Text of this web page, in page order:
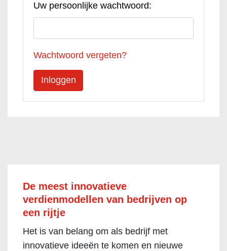
Uw persoonlijke wachtwoord:
Wachtwoord vergeten?
De meest innovatieve
verdienmodellen van bedrijven op
een rijtje
Het is van belang om als bedrijf met
innovatieve ideeën te komen en nieuwe